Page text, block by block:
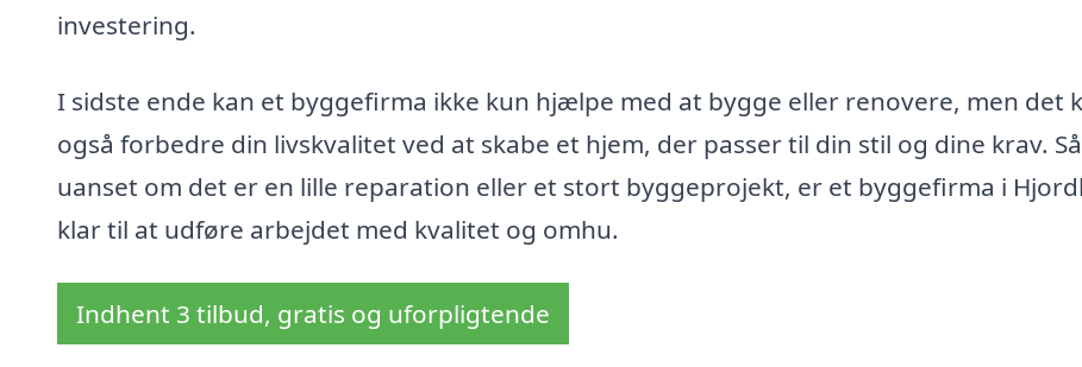
investering.
I sidste ende kan et byggefirma ikke kun hjælpe med at bygge eller renovere, men det
også forbedre din livskvalitet ved at skabe et hjem, der passer til din stil og dine krav. Så
uanset om det er en lille reparation eller et stort byggeprojekt, er et byggefirma i
klar til at udføre arbejdet med kvalitet og omhu.
Indhent 3 tilbud, gratis og uforpligtende